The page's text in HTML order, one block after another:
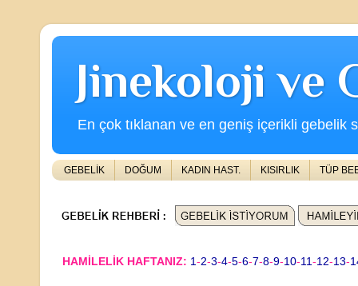
Jinekoloji ve
En çok tıklanan ve en geniş içerikli gebelik
GEBELİK DOĞUM KADIN HAST. KISIRLIK TÜP
HAMİLELİK HAFTANIZ: 1-2-3-4-5-6-7-8-9-10-11-12-13-